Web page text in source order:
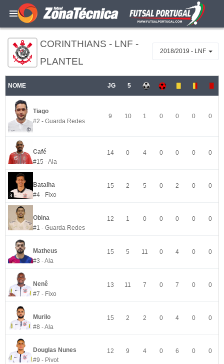
CORINTHIANS - LNF -
PLANTEL
2018/2019 - LNF
NOME JG 5
Tiago
#2 - Guarda Redes
9 10 1 0 0 0 0
Café
#15 - Ala
14 0 4 0 0 0 0
Batalha
#4 - Fixo
15 2 5 0 2 0 0
Obina
#1 - Guarda Redes
12 1 0 0 0 0 0
Matheus
#3 - Ala
15 5 11 0 4 0 0
Nenê
#7 - Fixo
13 11 7 0 7 0 0
Murilo
#8 - Ala
15 2 2 0 4 0 0
Douglas Nunes
#9 - Pivot
12 9 4 0 6 0 0